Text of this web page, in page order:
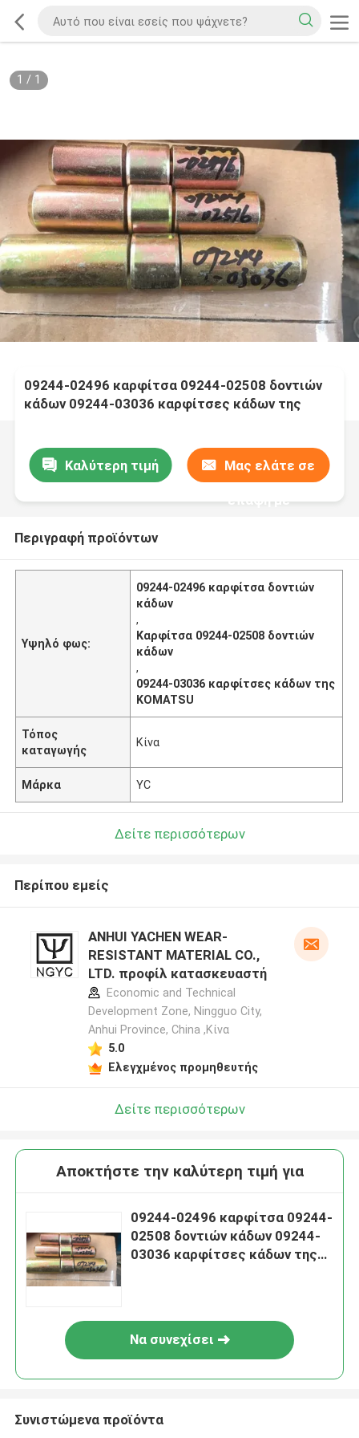
1 / 1
09244-02496 καρφίτσα 09244-02508 δοντιών
κάδων 09244-03036 καρφίτσες κάδων της
Καλύτερη τιμή Μας ελάτε σε
επαφή με
Περιγραφή προϊόντων
Υψηλό φως:
09244-02496 καρφίτσα δοντιών
κάδων
,
Καρφίτσα 09244-02508 δοντιών
κάδων
,
09244-03036 καρφίτσες κάδων της
KOMATSU
Τόπος
καταγωγής
Κίνα
Μάρκα YC
Δείτε περισσότερων
Περίπου εμείς
ANHUI YACHEN WEAR-
RESISTANT MATERIAL CO.,
LTD. προφίλ κατασκευαστή
Economic and Technical
Development Zone, Ningguo City,
Anhui Province, China ,Κίνα
5.0
Ελεγχμένος προμηθευτής
Δείτε περισσότερων
Αποκτήστε την καλύτερη τιμή για
09244-02496 καρφίτσα 09244-
02508 δοντιών κάδων 09244-
03036 καρφίτσες κάδων της
Να συνεχίσει
Συνιστώμενα προϊόντα